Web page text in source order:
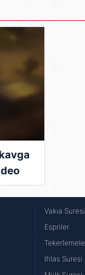
Vakıa Suresi
Espriler
İhlas Suresi